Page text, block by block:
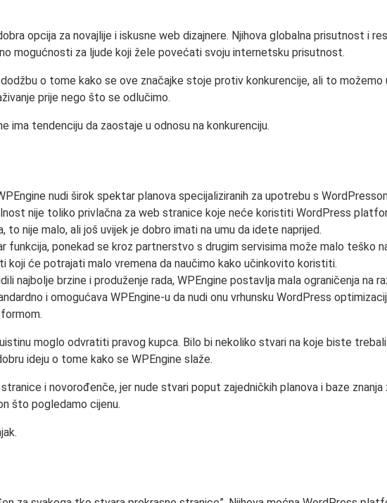
opcija za novajlije i iskusne web dizajnere. Njihova globalna prisutnost i
mogućnosti za ljude koji žele povećati svoju internetsku prisutnost.
o tome kako se ove značajke stoje protiv konkurencije, ali to
prije nego što se odlučimo.
tendenciju da zaostaje u odnosu na konkurenciju.
nudi širok spektar planova specijaliziranih za upotrebu s
nije toliko privlačna za web stranice koje neće koristiti WordPress
nije malo, ali još uvijek je dobro imati na umu da idete naprijed.
funkcija, ponekad se kroz partnerstvo s drugim servisima može malo teško
koji će potrajati malo vremena da naučimo kako učinkovito koristiti.
najbolje brzine i produženje rada, WPEngine postavlja mala ograničenja
i omogućava WPEngine-u da nudi onu vrhunsku WordPress
moglo odvratiti pravog kupca. Bilo bi nekoliko stvari na koje biste
ideju o tome kako se WPEngine slaže.
i novorođenče, jer nude stvari poput zajedničkih planova i baze
što pogledamo cijenu.